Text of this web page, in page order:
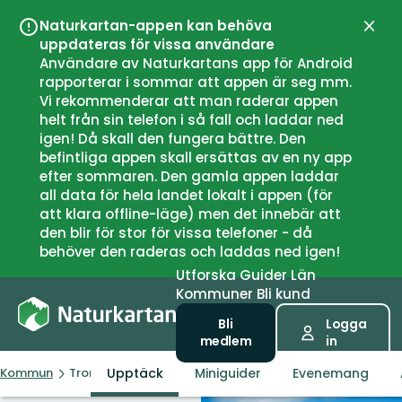
Naturkartan-appen kan behöva
uppdateras för vissa användare
Användare av Naturkartans app för Android
rapporterar i sommar att appen är seg mm.
Vi rekommenderar att man raderar appen
helt från sin telefon i så fall och laddar ned
igen! Då skall den fungera bättre. Den
befintliga appen skall ersättas av en ny app
efter sommaren. Den gamla appen laddar
all data för hela landet lokalt i appen (för
att klara offline-läge) men det innebär att
den blir för stor för vissa telefoner - då
behöver den raderas och laddas ned igen!
UtforskaGuiderLän
Kommuner Bli kund
Bli
medlem
Logga
in
Kommun TrondheimUpptäck Miniguider Evenemang